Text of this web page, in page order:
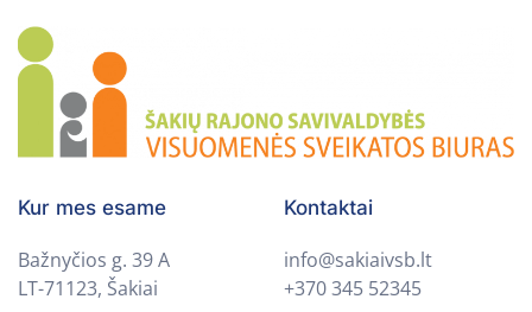
Kur mes esame
Bažnyčios g. 39 A
LT-71123, Šakiai
Kontaktai
info@sakiaivsb.lt
+370 345 52345